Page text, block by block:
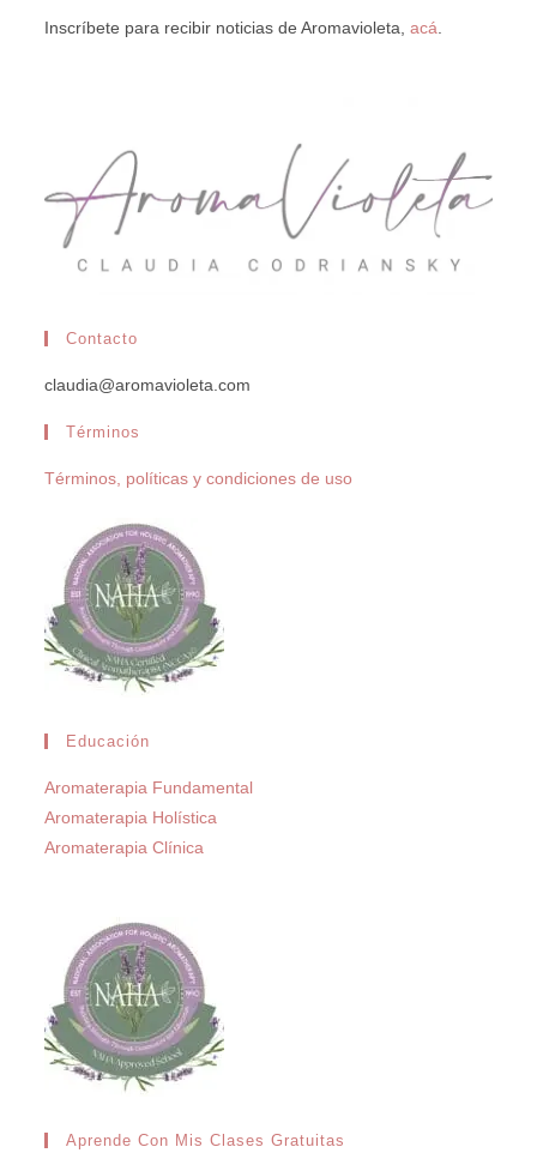
Inscríbete para recibir noticias de Aromavioleta,acá.
Contacto
claudia@aromavioleta.com
Términos
Términos, políticas y condiciones de uso
Educación
Aromaterapia Fundamental
Aromaterapia Holística
Aromaterapia Clínica
Aprende Con Mis Clases Gratuitas